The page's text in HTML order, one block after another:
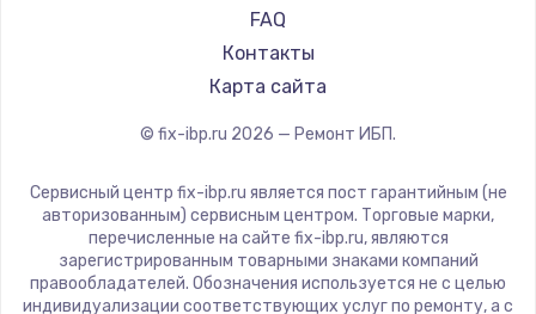
FAQ
Контакты
Карта сайта
© fix-ibp.ru 2026 — Ремонт ИБП.
Сервисный центр fix-ibp.ru является пост гарантийным (не
авторизованным) сервисным центром. Торговые марки,
перечисленные на сайте fix-ibp.ru, являются
зарегистрированным товарными знаками компаний
правообладателей. Обозначения используется не с целью
индивидуализации соответствующих услуг по ремонту, а с